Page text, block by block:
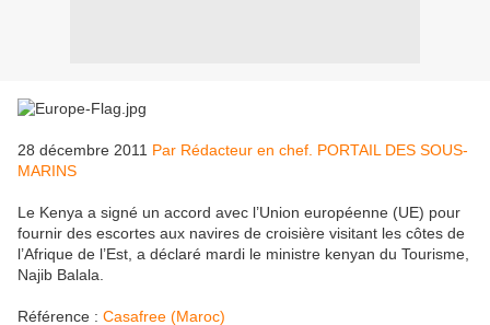
28 décembre 2011 Par Rédacteur en chef. PORTAIL DES SOUS-
MARINS
Le Kenya a signé un accord avec l’Union européenne (UE) pour
fournir des escortes aux navires de croisière visitant les côtes de
l’Afrique de l’Est, a déclaré mardi le ministre kenyan du Tourisme,
Najib Balala.
Référence : Casafree (Maroc)